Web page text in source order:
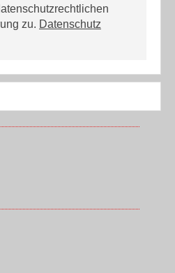
zu. Datenschutz